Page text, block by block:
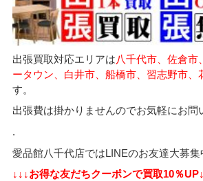
出張買取対応エリアは八千代市、佐倉市
ータウン、白井市、船橋市、習志野市、
す。
出張費は掛かりませんのでお気軽にお問
.
愛品館八千代店ではLINEのお友達大募集
↓↓↓お得な友だちクーポンで買取10％